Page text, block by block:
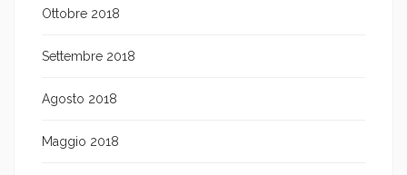
Ottobre 2018
Settembre 2018
Agosto 2018
Maggio 2018